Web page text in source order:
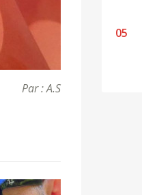
Par : A.S